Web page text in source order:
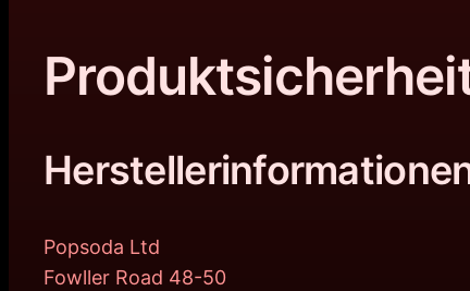
Popsoda Ltd
Fowller Road 48-50